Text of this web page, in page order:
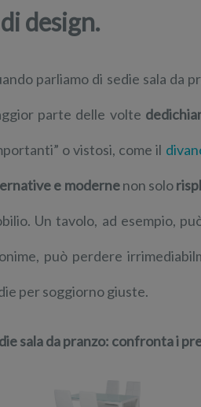
design.
parliamo di sedie sala da
parte delle volte
o vistosi, come il
e modernenon solo
Un tavolo, ad esempio,
può perdere
per soggiorno giuste.
sala da pranzo: confronta i